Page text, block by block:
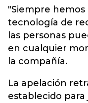
"Siempre
tecnología de
las personas
en cualquier
la compañía.
La apelación
establecido para